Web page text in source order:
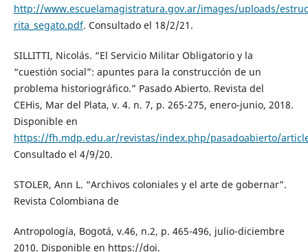
http://www.escuelamagistratura.gov.ar/images/uploads/
rita_segato.pdf. Consultado el 18/2/21.
SILLITTI, Nicolás. “El Servicio Militar Obligatorio y la
“cuestión social”: apuntes para la construcción de un
problema historiográfico.” Pasado Abierto. Revista del
CEHis, Mar del Plata, v. 4. n. 7, p. 265-275, enero-junio, 2018.
Disponible en
https://fh.mdp.edu.ar/revistas/index.php/pasadoabierto/
Consultado el 4/9/20.
STOLER, Ann L. “Archivos coloniales y el arte de gobernar”.
Revista Colombiana de
Antropología, Bogotá, v.46, n.2, p. 465-496, julio-diciembre
2010. Disponible en https://doi.